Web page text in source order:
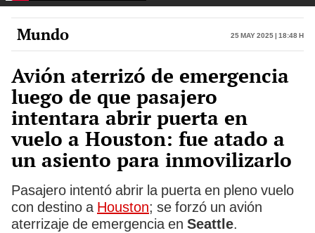
Petroperú | Sin Guion con
Rosa María Palacios
Mundo 25 May 2025 | 18:48 h
Avión aterrizó de emergencia
luego de que pasajero
intentara abrir puerta en
vuelo a Houston: fue atado a
un asiento para inmovilizarlo
Pasajero intentó abrir la puerta en pleno vuelo
con destino a Houston; se forzó un avión
aterrizaje de emergencia en Seattle.